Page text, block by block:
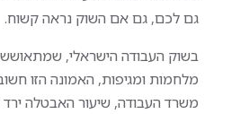
גם לכם, גם אם השוק נראה קשוח.
בשוק העבודה הישראלי,
מלחמות ומגיפות, האמונה הזו